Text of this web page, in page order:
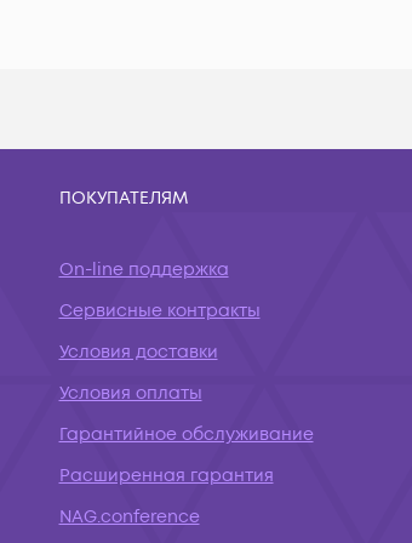
ПОКУПАТЕЛЯМ
On-line поддержка
Сервисные контракты
Условия доставки
Условия оплаты
Гарантийное обслуживание
Расширенная гарантия
NAG.conference